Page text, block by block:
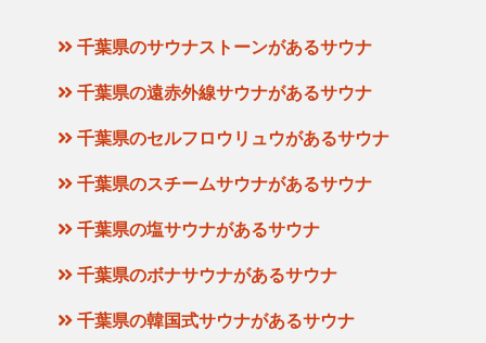
千葉県のサウナストーンがあるサウナ
千葉県の遠赤外線サウナがあるサウナ
千葉県のセルフロウリュウがあるサウナ
千葉県のスチームサウナがあるサウナ
千葉県の塩サウナがあるサウナ
千葉県のボナサウナがあるサウナ
千葉県の韓国式サウナがあるサウナ